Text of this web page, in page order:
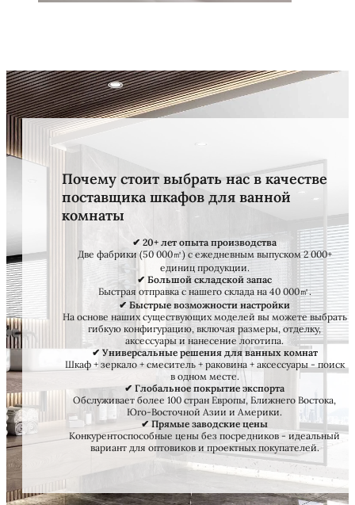
Почему стоит выбрать нас в качестве
поставщика шкафов для ванной
комнаты
✔ 20+ лет опыта производства
Две фабрики (50 000㎡) с ежедневным выпуском 2 000+
единиц продукции.
✔ Большой складской запас
Быстрая отправка с нашего склада на 40 000㎡.
✔ Быстрые возможности настройки
На основе наших существующих моделей вы можете выбрать
гибкую конфигурацию, включая размеры, отделку,
аксессуары и нанесение логотипа.
✔ Универсальные решения для ванных комнат
Шкаф + зеркало + смеситель + раковина + аксессуары - поиск
в одном месте.
✔ Глобальное покрытие экспорта
Обслуживает более 100 стран Европы, Ближнего Востока,
Юго-Восточной Азии и Америки.
✔ Прямые заводские цены
Конкурентоспособные цены без посредников - идеальный
вариант для оптовиков и проектных покупателей.